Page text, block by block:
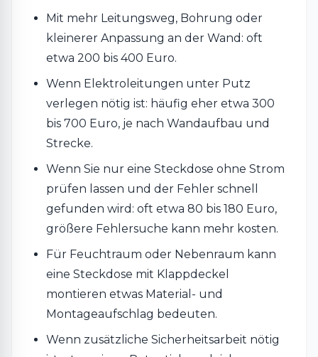
Mit mehr Leitungsweg, Bohrung oder
kleinerer Anpassung an der Wand: oft
etwa 200 bis 400 Euro.
Wenn Elektroleitungen unter Putz
verlegen nötig ist: häufig eher etwa 300
bis 700 Euro, je nach Wandaufbau und
Strecke.
Wenn Sie nur eine Steckdose ohne Strom
prüfen lassen und der Fehler schnell
gefunden wird: oft etwa 80 bis 180 Euro,
größere Fehlersuche kann mehr kosten.
Für Feuchtraum oder Nebenraum kann
eine Steckdose mit Klappdeckel
montieren etwas Material- und
Montageaufschlag bedeuten.
Wenn zusätzliche Sicherheitsarbeit nötig